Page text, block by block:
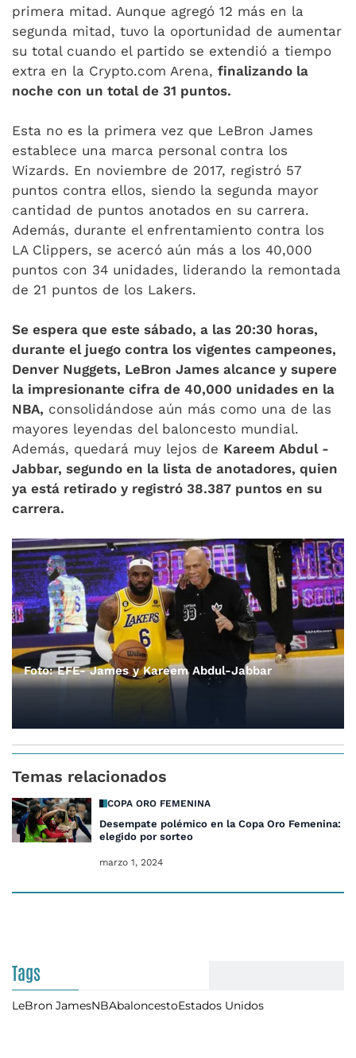
primera mitad. Aunque agregó 12 más en la
segunda mitad, tuvo la oportunidad de aumentar
su total cuando el partido se extendió a tiempo
extra en la Crypto.com Arena, finalizando la
noche con un total de 31 puntos.
Esta no es la primera vez que LeBron James
establece una marca personal contra los
Wizards. En noviembre de 2017, registró 57
puntos contra ellos, siendo la segunda mayor
cantidad de puntos anotados en su carrera.
Además, durante el enfrentamiento contra los
LA Clippers, se acercó aún más a los 40,000
puntos con 34 unidades, liderando la remontada
de 21 puntos de los Lakers.
Se espera que este sábado, a las 20:30 horas,
durante el juego contra los vigentes campeones,
Denver Nuggets, LeBron James alcance y supere
la impresionante cifra de 40,000 unidades en la
NBA, consolidándose aún más como una de las
mayores leyendas del baloncesto mundial.
Además, quedará muy lejos de Kareem Abdul -
Jabbar, segundo en la lista de anotadores, quien
ya está retirado y registró 38.387 puntos en su
carrera.
Foto: EFE- James y Kareem Abdul-Jabbar
Temas relacionados
COPA ORO FEMENINA
Desempate polémico en la Copa Oro Femenina:
elegido por sorteo
marzo 1, 2024
Tags
LeBron JamesNBAbaloncestoEstados Unidos